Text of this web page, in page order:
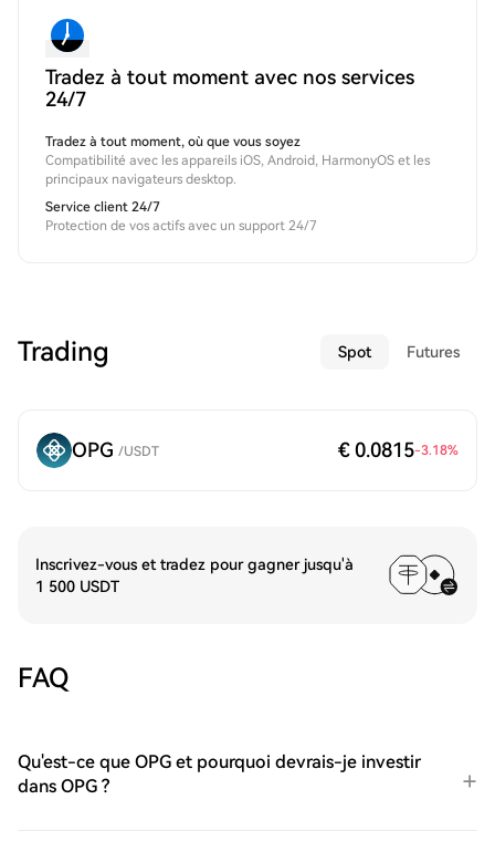
Tradez à tout moment avec nos services
24/7
Tradez à tout moment, où que vous soyez
Compatibilité avec les appareils iOS, Android, HarmonyOS et les
principaux navigateurs desktop.
Service client 24/7
Protection de vos actifs avec un support 24/7
Trading Spot Futures
OPG /USDT € 0.0815-3.18%
Inscrivez-vous et tradez pour gagner jusqu'à
1 500 USDT
FAQ
Qu'est-ce que OPG et pourquoi devrais-je investir
dans OPG ?